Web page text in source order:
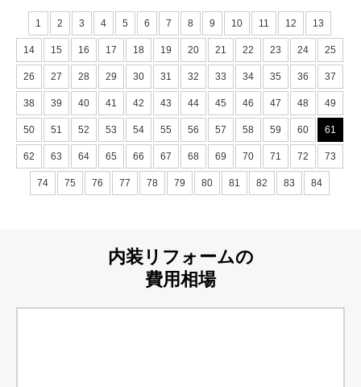
1 2 3 4 5 6 7 8 9 10 11 12 13
14 15 16 17 18 19 20 21 22 23 24 25
26 27 28 29 30 31 32 33 34 35 36 37
38 39 40 41 42 43 44 45 46 47 48 49
50 51 52 53 54 55 56 57 58 59 60 61
62 63 64 65 66 67 68 69 70 71 72 73
74 75 76 77 78 79 80 81 82 83 84
内装リフォームの
費用相場